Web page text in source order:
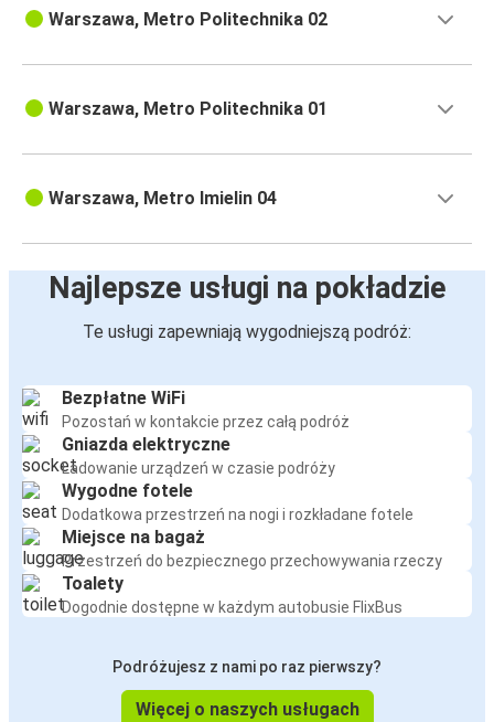
Warszawa, Metro Politechnika 02
Warszawa, Metro Politechnika 01
Warszawa, Metro Imielin 04
Najlepsze usługi na pokładzie
Te usługi zapewniają wygodniejszą podróż:
Bezpłatne WiFi
Pozostań w kontakcie przez całą podróż
Gniazda elektryczne
Ładowanie urządzeń w czasie podróży
Wygodne fotele
Dodatkowa przestrzeń na nogi i rozkładane fotele
Miejsce na bagaż
Przestrzeń do bezpiecznego przechowywania rzeczy
Toalety
Dogodnie dostępne w każdym autobusie FlixBus
Podróżujesz z nami po raz pierwszy?
Więcej o naszych usługach